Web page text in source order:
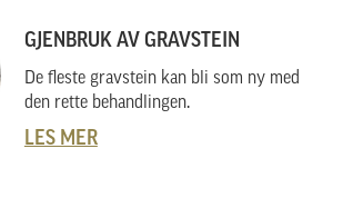
GJENBRUK AV GRAVSTEIN
De fleste gravstein kan bli som ny med
den rette behandlingen.
LES MER